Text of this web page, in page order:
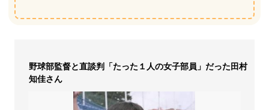
野球部監督と直談判「たった１人の女子部員」だった田村
知佳さん